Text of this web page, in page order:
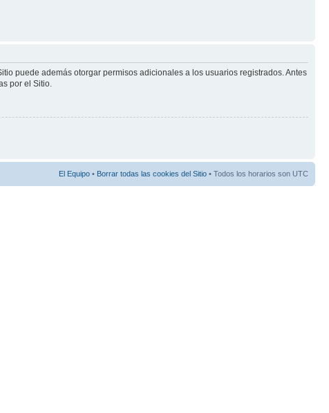
puede además otorgar permisos adicionales a los usuarios registrados. Antes
por el Sitio.
El Equipo • Borrar todas las cookies del Sitio • Todos los horarios son UTC